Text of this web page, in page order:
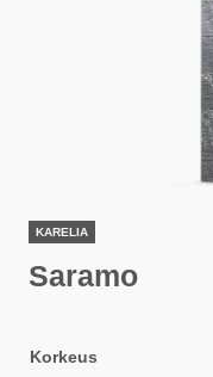
KARELIA
Saramo
Korkeus